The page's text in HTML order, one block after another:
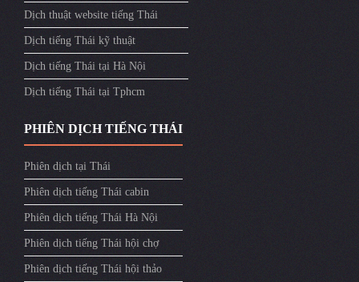
Dịch thuật website tiếng Thái
Dịch tiếng Thái kỹ thuật
Dịch tiếng Thái tại Hà Nội
Dịch tiếng Thái tại Tphcm
PHIÊN DỊCH TIẾNG THÁI
Phiên dịch tại Thái
Phiên dịch tiếng Thái cabin
Phiên dịch tiếng Thái Hà Nội
Phiên dịch tiếng Thái hội chợ
Phiên dịch tiếng Thái hội thảo